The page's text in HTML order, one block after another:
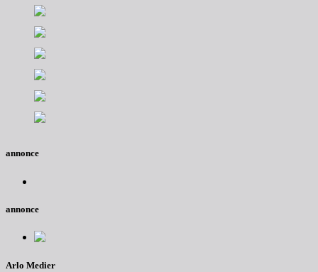
annonce
annonce
Arlo Medier